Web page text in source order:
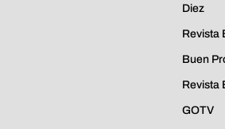
Diez
Revista
Buen
Revista
GOTV